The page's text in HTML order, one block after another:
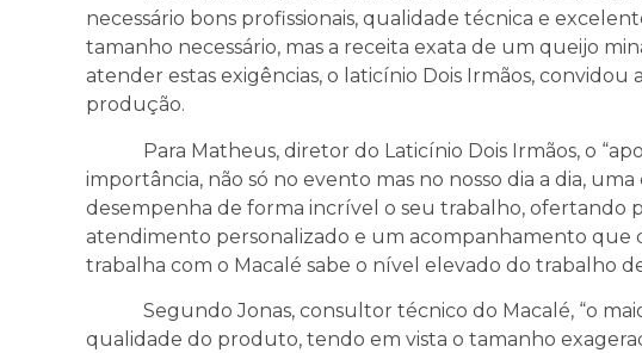
necessário bons profissionais, qualidade técnica e
tamanho necessário, mas a receita exata de um queijo
atender estas exigências, o laticínio Dois Irmãos, convidou
produção.
Para Matheus, diretor do Laticínio Dois Irmãos, o
importância, não só no evento mas no nosso dia a dia,
desempenha de forma incrível o seu trabalho, ofertando
atendimento personalizado e um acompanhamento que
trabalha com o Macalé sabe o nível elevado do trabalho
Segundo Jonas, consultor técnico do Macalé, “o
qualidade do produto, tendo em vista o tamanho